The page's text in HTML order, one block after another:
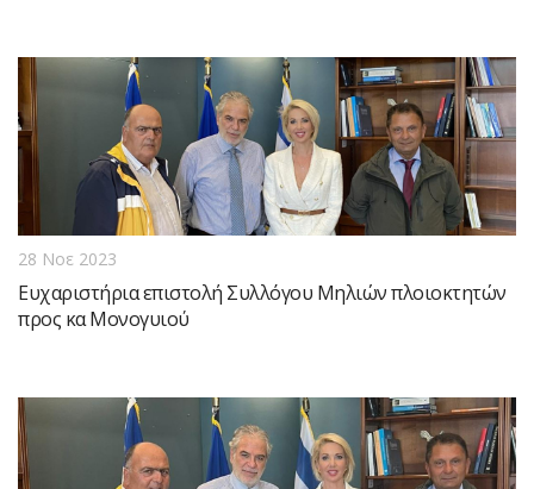
28 Νοε 2023
Ευχαριστήρια επιστολή Συλλόγου Μηλιών πλοιοκτητών
προς κα Μονογυιού